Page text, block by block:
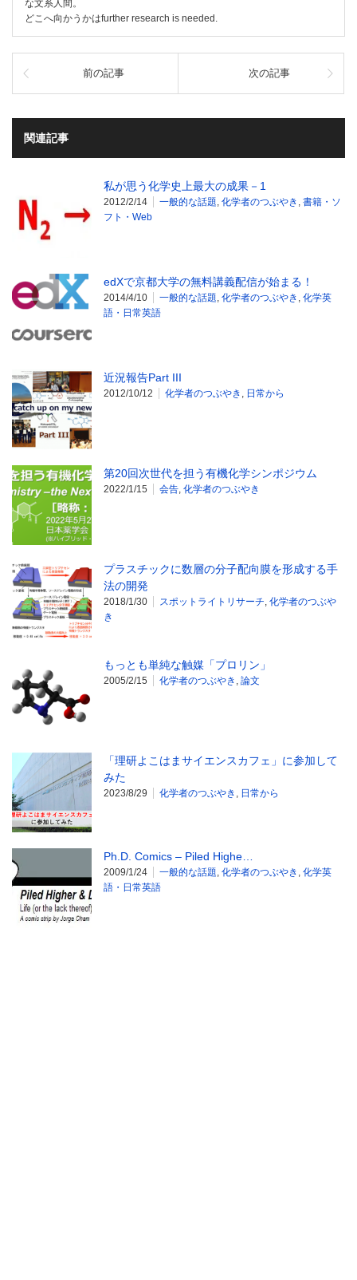
な文系人間。
どこへ向かうかはfurther research is needed.
前の記事 次の記事
関連記事
私が思う化学史上最大の成果－1
2012/2/14 一般的な話題 化学者のつぶやき 書籍・ソ
フト・Web
edXで京都大学の無料講義配信が始まる！
2014/4/10 一般的な話題 化学者のつぶやき 化学英
語・日常英語
近況報告Part III
2012/10/12 化学者のつぶやき 日常から
第20回次世代を担う有機化学シンポジウム
2022/1/15 会告 化学者のつぶやき
プラスチックに数層の分子配向膜を形成する手
法の開発
2018/1/30 スポットライトリサーチ 化学者のつぶや
き
もっとも単純な触媒「プロリン」
2005/2/15 化学者のつぶやき 論文
「理研よこはまサイエンスカフェ」に参加して
みた
2023/8/29 化学者のつぶやき 日常から
Ph.D. Comics – Piled Highe…
2009/1/24 一般的な話題 化学者のつぶやき 化学英
語・日常英語